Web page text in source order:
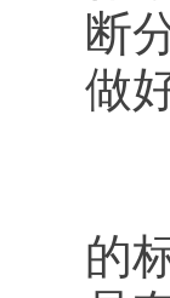
断
做
的